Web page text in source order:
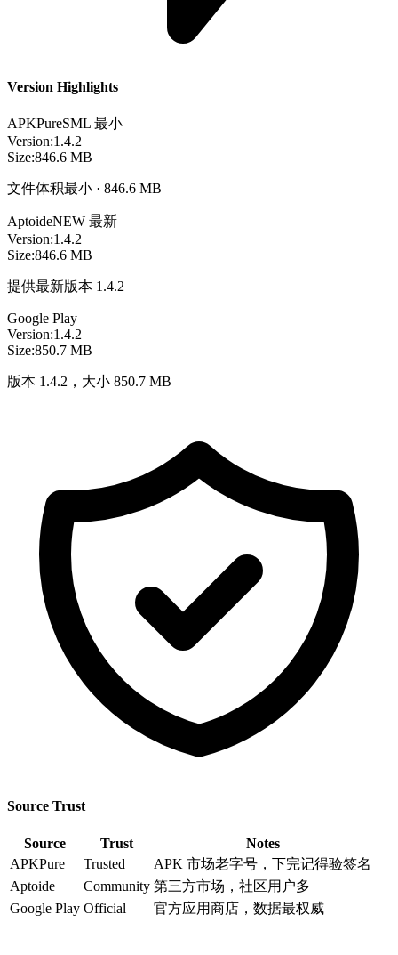
Version Highlights
APKPureSML 最小
Version:1.4.2
Size:846.6 MB
文件体积最小 · 846.6 MB
AptoideNEW 最新
Version:1.4.2
Size:846.6 MB
提供最新版本 1.4.2
Google Play
Version:1.4.2
Size:850.7 MB
版本 1.4.2，大小 850.7 MB
Source Trust
Source Trust
Notes
APKPure
Trusted
APK 市场老字号，下完记得验签名
Aptoide
Community 第三方市场，社区用户多
Google Play Official 官方应用商店，数据最权威